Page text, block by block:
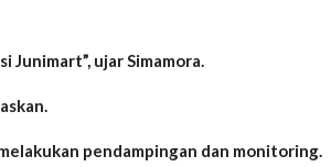
Junimart”, ujar Simamora.
pendampingan dan monitoring.